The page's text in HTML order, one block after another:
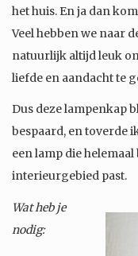
het huis. En ja dan
Veel hebben we naar
natuurlijk altijd leuk
liefde en aandacht te
Dus deze lampenkap
bespaard, en toverde
een lamp die
interieurgebied past.
Wat heb je
nodig: